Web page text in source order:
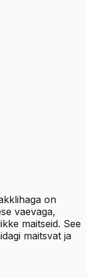
on
vaevaga,
maitseid. See
maitsvat ja